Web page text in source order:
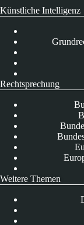
Künstliche Intelligenz
Rechtsprechung
Weitere Themen